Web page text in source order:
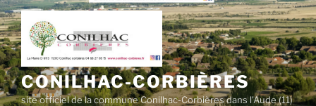
Aller
au
contenu
principal
CONILHAC-CORBIÈRES
site officiel de la commune Conilhac-Corbières dans l'Aude (11)